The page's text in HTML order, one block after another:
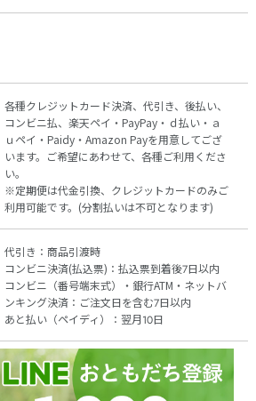
各種クレジットカード決済、代引き、後払い、
コンビニ払、楽天ペイ・PayPay・ｄ払い・ａ
ｕペイ・Paidy・Amazon Payを用意してござ
います。ご希望にあわせて、各種ご利用くださ
い。
※定期便は代金引換、クレジットカードのみご
利用可能です。(分割払いは不可となります)
代引き：商品引渡時
コンビニ決済(払込票)：払込票到着後7日以内
コンビニ（番号端末式）・銀行ATM・ネットバ
ンキング決済：ご注文日を含む7日以内
あと払い（ペイディ）：翌月10日